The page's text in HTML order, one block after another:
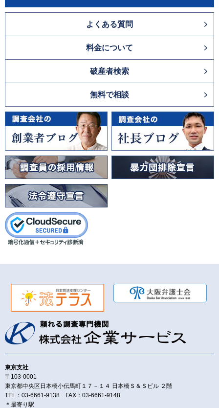
よくある質問
料金について
破産者検索
無料で相談
東京支社
〒103-0001
東京都中央区日本橋小伝馬町１７－１４ 日本橋Ｓ＆Ｓビル ２階
TEL：03-6661-9138 FAX：03-6661-9148
＊最寄り駅